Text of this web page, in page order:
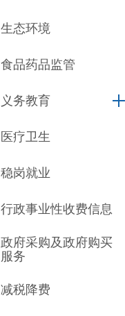
生态环境
食品药品监管
义务教育
医疗卫生
稳岗就业
行政事业性收费信息
政府采购及政府购买
服务
减税降费